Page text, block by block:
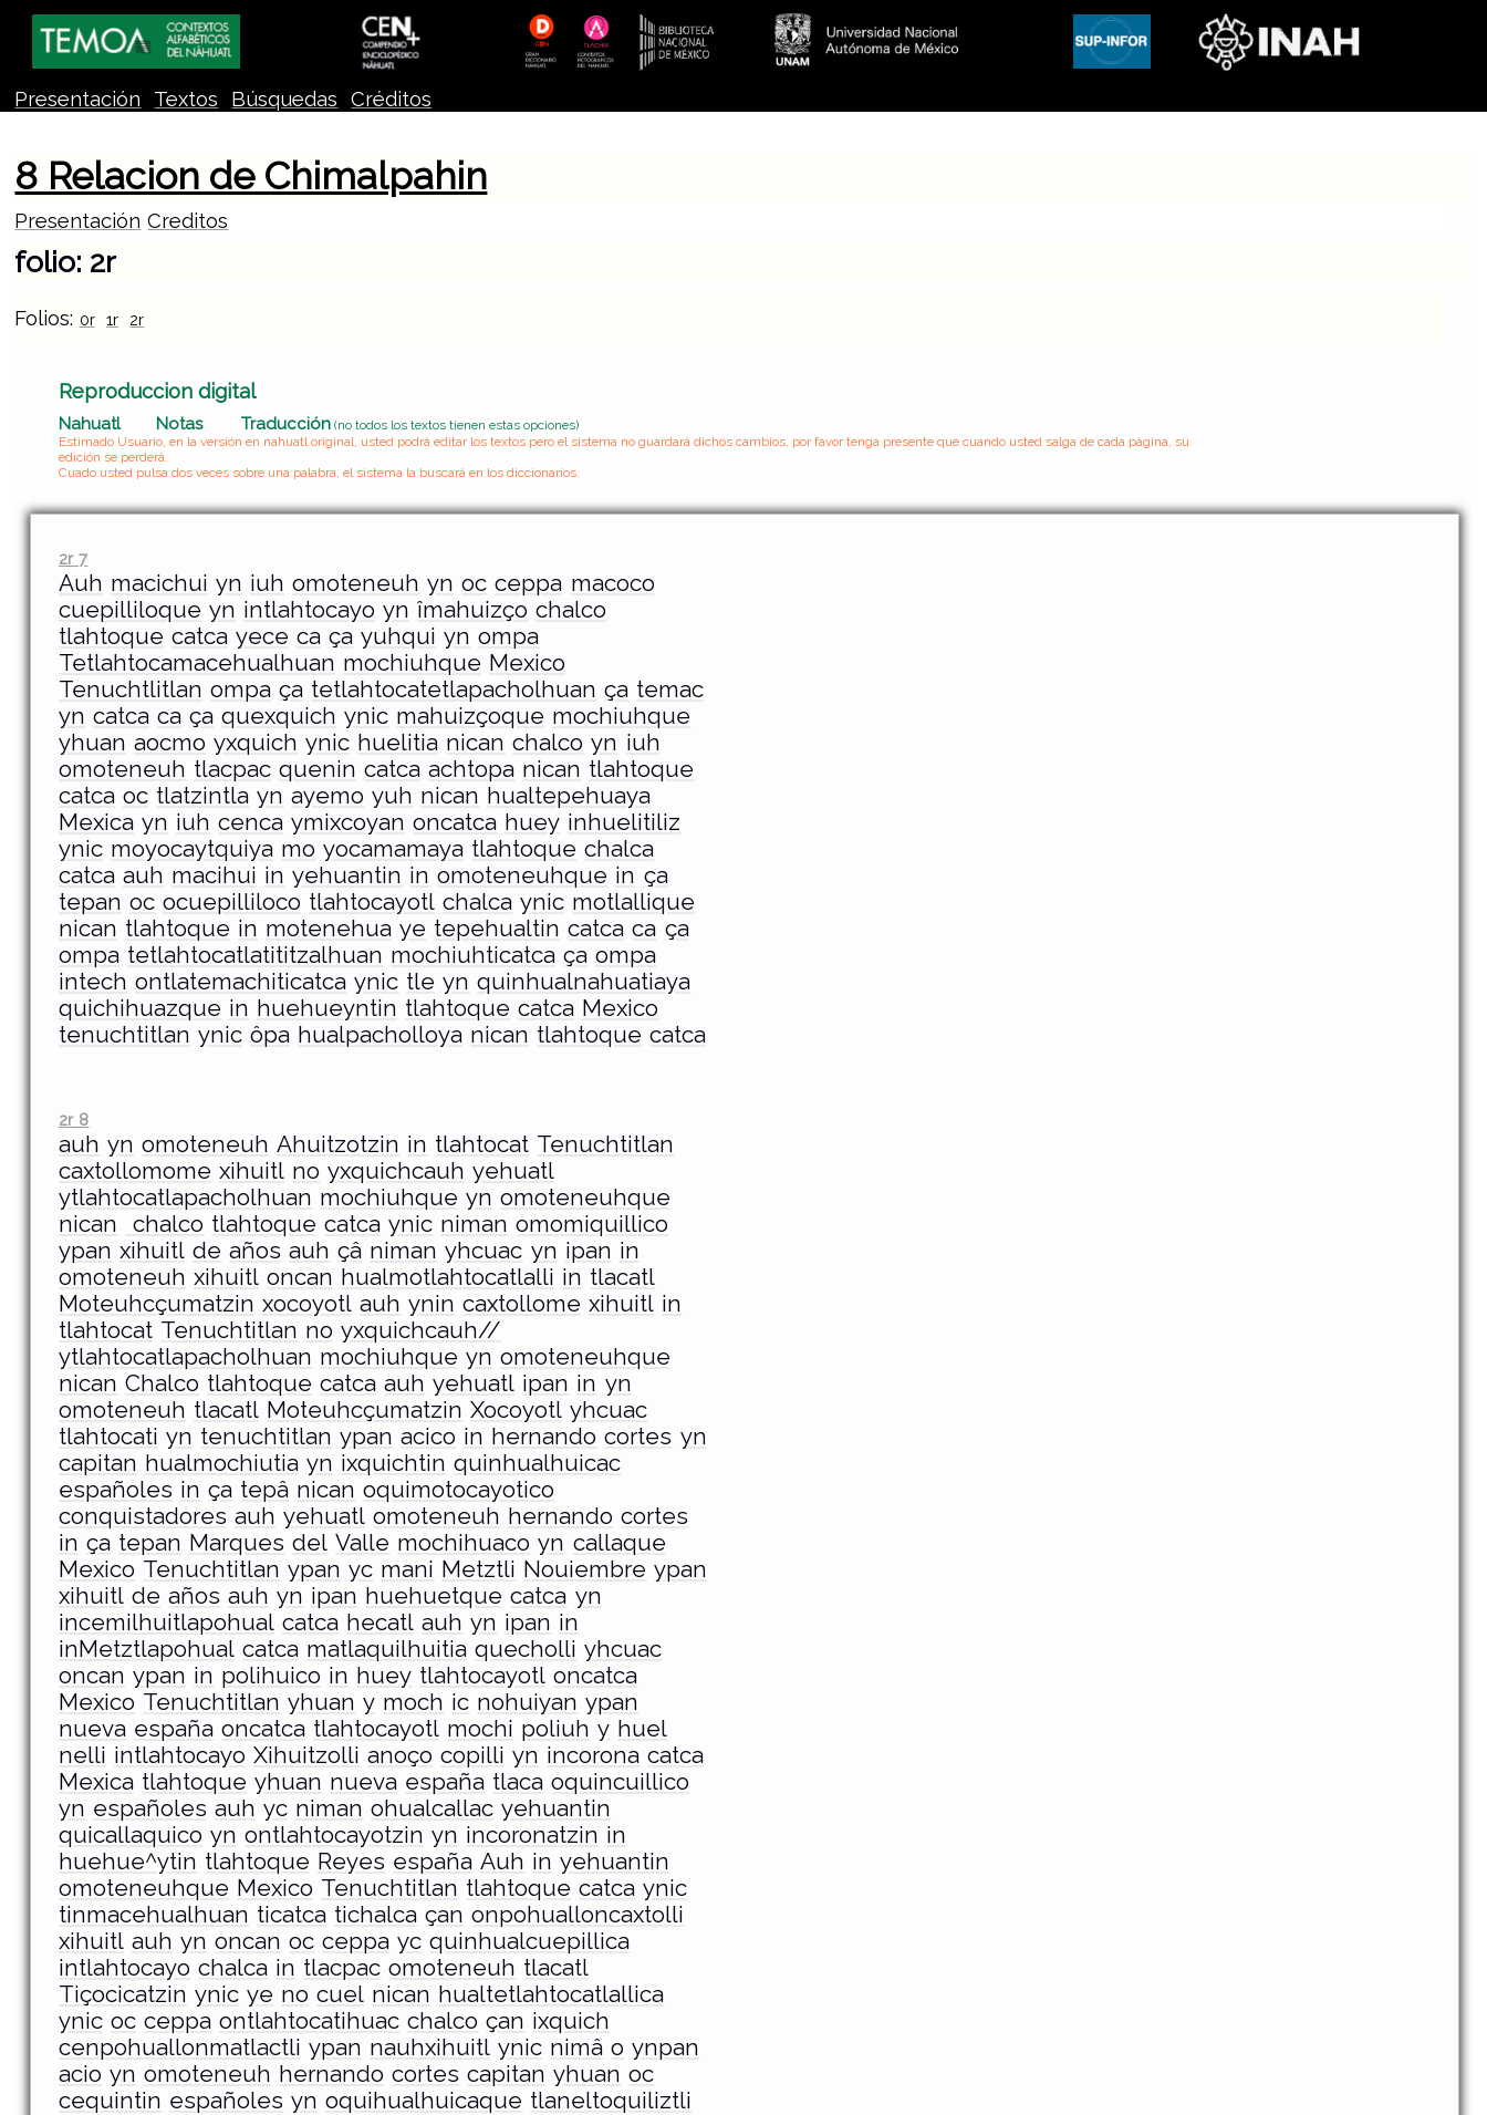
Presentación Textos Búsquedas Créditos
8 Relacion de Chimalpahin
Presentación Creditos
folio: 2r
Folios: 0r 1r 2r
Reproduccion digital
Nahuatl Notas Traducción (no todos los textos tienen estas opciones)
Estimado Usuario, en la versión en nahuatl original, usted podrá editar los textos pero el sistema no guardará dichos cambios, por favor tenga presente que cuando usted salga de cada página, su
edición se perderá.
Cuado usted pulsa dos veces sobre una palabra, el sistema la buscará en los diccionarios.
2r 7
Auh macichui yn iuh omoteneuh yn oc ceppa macoco
cuepilliloque yn intlahtocayo yn îmahuizço chalco
tlahtoque catca yece ca ça yuhqui yn ompa
Tetlahtocamacehualhuan mochiuhque Mexico
Tenuchtlitlan ompa ça tetlahtocatetlapacholhuan ça temac
yn catca ca ça quexquich ynic mahuizçoque mochiuhque
yhuan aocmo yxquich ynic huelitia nican chalco yn iuh
omoteneuh tlacpac quenin catca achtopa nican tlahtoque
catca oc tlatzintla yn ayemo yuh nican hualtepehuaya
Mexica yn iuh cenca ymixcoyan oncatca huey inhuelitiliz
ynic moyocaytquiya mo yocamamaya tlahtoque chalca
catca auh macihui in yehuantin in omoteneuhque in ça
tepan oc ocuepilliloco tlahtocayotl chalca ynic motlallique
nican tlahtoque in motenehua ye tepehualtin catca ca ça
ompa tetlahtocatlatititzalhuan mochiuhticatca ça ompa
intech ontlatemachiticatca ynic tle yn quinhualnahuatiaya
quichihuazque in huehueyntin tlahtoque catca Mexico
tenuchtitlan ynic ôpa hualpacholloya nican tlahtoque catca
2r 8
auh yn omoteneuh Ahuitzotzin in tlahtocat Tenuchtitlan
caxtollomome xihuitl no yxquichcauh yehuatl
ytlahtocatlapacholhuan mochiuhque yn omoteneuhque
nican
chalco tlahtoque catca ynic niman omomiquillico
ypan xihuitl de años auh çâ niman yhcuac yn ipan in
omoteneuh xihuitl oncan hualmotlahtocatlalli in tlacatl
Moteuhcçumatzin xocoyotl auh ynin caxtollome xihuitl in
tlahtocat Tenuchtitlan no yxquichcauh//
ytlahtocatlapacholhuan mochiuhque yn omoteneuhque
nican Chalco tlahtoque catca auh yehuatl ipan in yn
omoteneuh tlacatl Moteuhcçumatzin Xocoyotl yhcuac
tlahtocati yn tenuchtitlan ypan acico in hernando cortes yn
capitan hualmochiutia yn ixquichtin quinhualhuicac
españoles in ça tepâ nican oquimotocayotico
conquistadores auh yehuatl omoteneuh hernando cortes
in ça tepan Marques del Valle mochihuaco yn callaque
Mexico Tenuchtitlan ypan yc mani Metztli Nouiembre ypan
xihuitl de años auh yn ipan huehuetque catca yn
incemilhuitlapohual catca hecatl auh yn ipan in
inMetztlapohual catca matlaquilhuitia quecholli yhcuac
oncan ypan in polihuico in huey tlahtocayotl oncatca
Mexico Tenuchtitlan yhuan y moch ic nohuiyan ypan
nueva españa oncatca tlahtocayotl mochi poliuh y huel
nelli intlahtocayo Xihuitzolli anoço copilli yn incorona catca
Mexica tlahtoque yhuan nueva españa tlaca oquincuillico
yn españoles auh yc niman ohualcallac yehuantin
quicallaquico yn ontlahtocayotzin yn incoronatzin in
huehue^ytin tlahtoque Reyes españa Auh in yehuantin
omoteneuhque Mexico Tenuchtitlan tlahtoque catca ynic
tinmacehualhuan ticatca tichalca çan onpohualloncaxtolli
xihuitl auh yn oncan oc ceppa yc quinhualcuepillica
intlahtocayo chalca in tlacpac omoteneuh tlacatl
Tiçocicatzin ynic ye no cuel nican hualtetlahtocatlallica
ynic oc ceppa ontlahtocatihuac chalco çan ixquich
cenpohuallonmatlactli ypan nauhxihuitl ynic nimâ o ynpan
acio yn omoteneuh hernando cortes capitan yhuan oc
cequintin españoles yn oquihualhuicaque tlaneltoquiliztli